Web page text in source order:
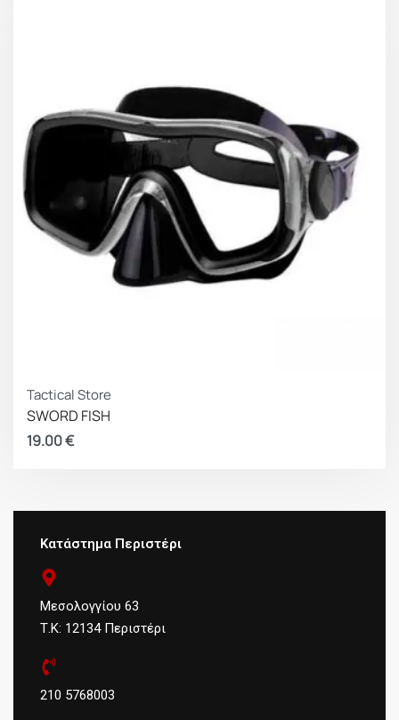
Tactical Store
SWORD FISH
19.00€
Κατάστημα Περιστέρι
Μεσολογγίου 63
Τ.Κ: 12134 Περιστέρι
210 5768003